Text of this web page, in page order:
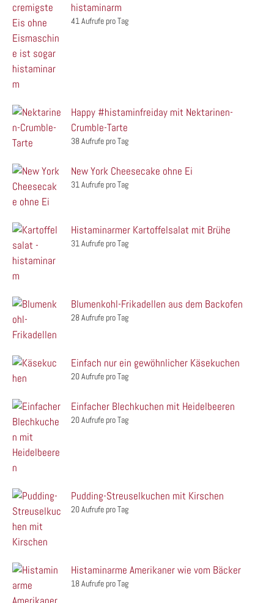
histaminarm
41 Aufrufe pro Tag
Happy #histaminfreiday mit Nektarinen-
Crumble-Tarte
38 Aufrufe pro Tag
New York Cheesecake ohne Ei
31 Aufrufe pro Tag
Histaminarmer Kartoffelsalat mit Brühe
31 Aufrufe pro Tag
Blumenkohl-Frikadellen aus dem Backofen
28 Aufrufe pro Tag
Einfach nur ein gewöhnlicher Käsekuchen
20 Aufrufe pro Tag
Einfacher Blechkuchen mit Heidelbeeren
20 Aufrufe pro Tag
Pudding-Streuselkuchen mit Kirschen
20 Aufrufe pro Tag
Histaminarme Amerikaner wie vom Bäcker
18 Aufrufe pro Tag